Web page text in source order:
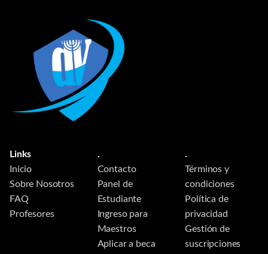
Links
Inicio
Sobre Nosotros
FAQ
Profesores
.
Contacto
Panel de
Estudiante
Ingreso para
Maestros
Aplicar a beca
.
Términos y
condiciones
Política de
privacidad
Gestión de
suscripciones